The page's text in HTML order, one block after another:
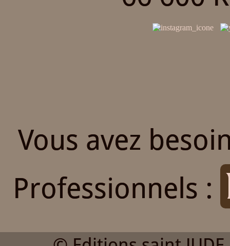
Vous avez
Professionnels :